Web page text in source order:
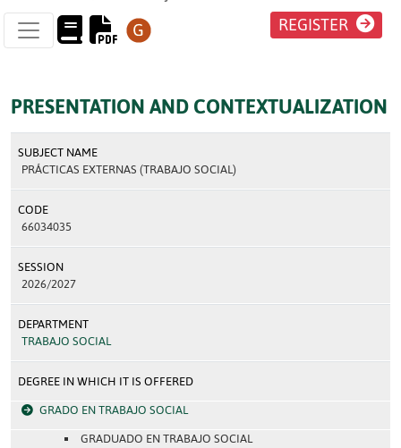
REGISTER
PRESENTATION AND CONTEXTUALIZATION
SUBJECT NAME
PRÁCTICAS EXTERNAS (TRABAJO SOCIAL)
CODE
66034035
SESSION
2026/2027
DEPARTMENT
TRABAJO SOCIAL
DEGREE IN WHICH IT IS OFFERED
GRADO EN TRABAJO SOCIAL
GRADUADO EN TRABAJO SOCIAL